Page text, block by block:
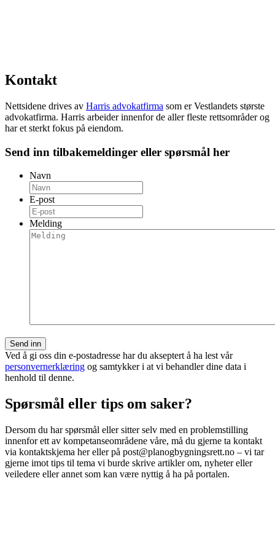
Kontakt
Nettsidene drives av Harris advokatfirma som er Vestlandets største
advokatfirma. Harris arbeider innenfor de aller fleste rettsområder og
har et sterkt fokus på eiendom.
Send inn tilbakemeldinger eller spørsmål her
Navn
E-post
Melding
Ved å gi oss din e-postadresse har du akseptert å ha lest vår
personvernerklæring og samtykker i at vi behandler dine data i
henhold til denne.
Spørsmål eller tips om saker?
Dersom du har spørsmål eller sitter selv med en problemstilling
innenfor ett av kompetanseområdene våre, må du gjerne ta kontakt
via kontaktskjema her eller på post@planogbygningsrett.no – vi tar
gjerne imot tips til tema vi burde skrive artikler om, nyheter eller
veiledere eller annet som kan være nyttig å ha på portalen.